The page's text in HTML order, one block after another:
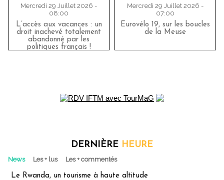
Mercredi 29 Juillet 2026 -
08:00
L’accès aux vacances : un
droit inachevé totalement
abandonné par les
politiques français !
Mercredi 29 Juillet 2026 -
07:00
Eurovélo 19, sur les boucles
de la Meuse
DERNIÈRE HEURE
News Les + lus Les + commentés
Le Rwanda, un tourisme à haute altitude